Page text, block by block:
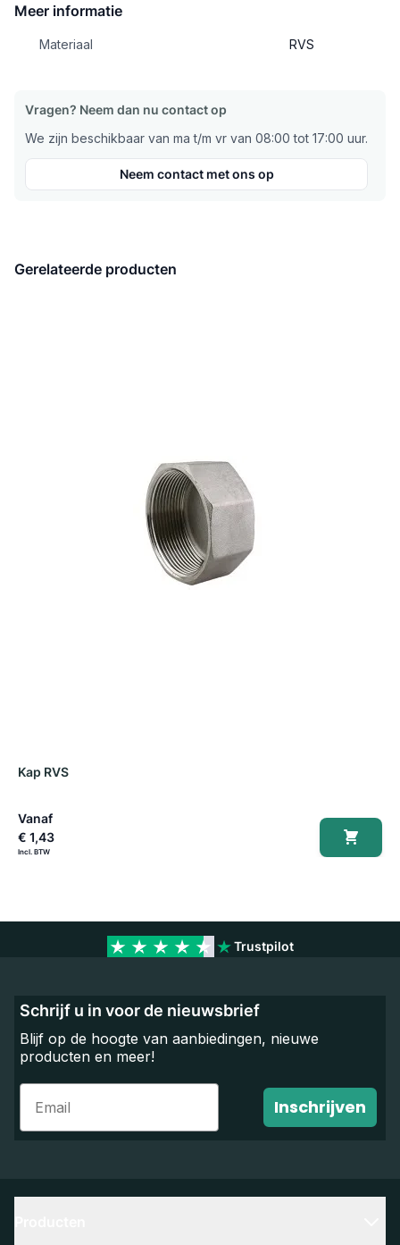
Meer informatie
Materiaal RVS
Vragen? Neem dan nu contact op
We zijn beschikbaar van ma t/m vr van 08:00 tot 17:00 uur.
Neem contact met ons op
Gerelateerde producten
Kap RVS
Vanaf
€ 1,43
Trustpilot
Schrijf u in voor de nieuwsbrief
Blijf op de hoogte van aanbiedingen, nieuwe
producten en meer!
Email
Inschrijven